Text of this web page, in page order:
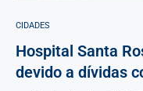
CIDADES
Hospital Santa
devido a dívidas